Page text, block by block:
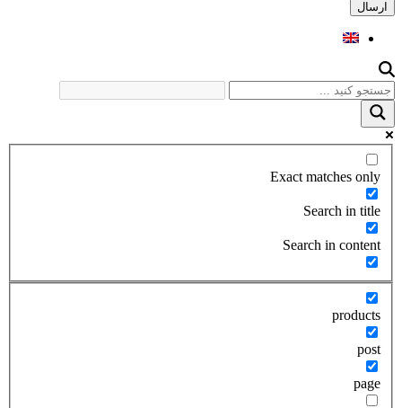
Exact matches only
Search in title
Search in content
products
post
page